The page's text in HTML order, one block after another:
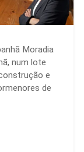
Moradia
num lote
e
de